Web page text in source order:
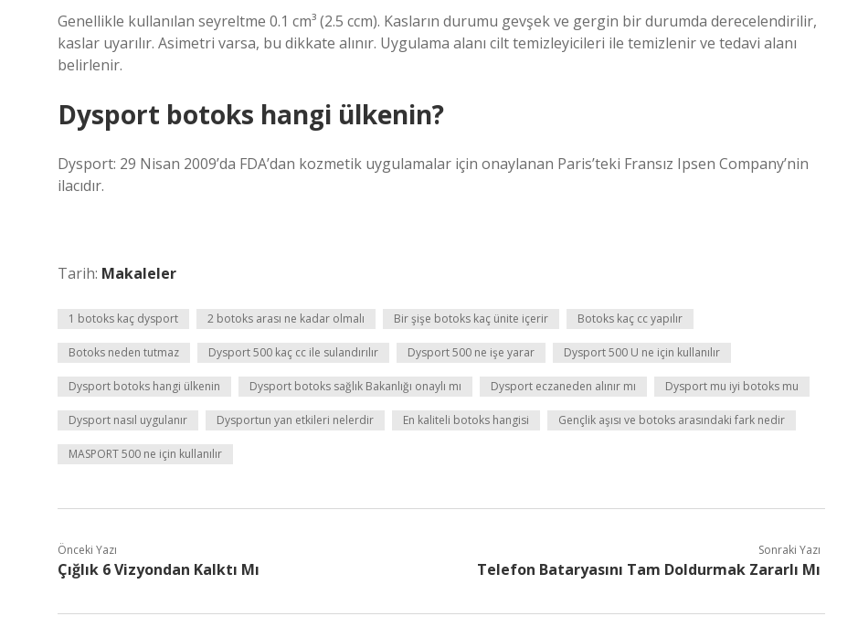
Genellikle kullanılan seyreltme 0.1 cm³ (2.5 ccm). Kasların durumu gevşek ve gergin bir durumda derecelendirilir,
kaslar uyarılır. Asimetri varsa, bu dikkate alınır. Uygulama alanı cilt temizleyicileri ile temizlenir ve tedavi alanı
belirlenir.
Dysport botoks hangi ülkenin?
Dysport: 29 Nisan 2009’da FDA’dan kozmetik uygulamalar için onaylanan Paris’teki Fransız Ipsen Company’nin
ilacıdır.
Tarih: Makaleler
1 botoks kaç dysport 2 botoks arası ne kadar olmalı Bir şişe botoks kaç ünite içerir Botoks kaç cc yapılır
Botoks neden tutmaz Dysport 500 kaç cc ile sulandırılır Dysport 500 ne işe yarar Dysport 500 U ne için kullanılır
Dysport botoks hangi ülkenin Dysport botoks sağlık Bakanlığı onaylı mı Dysport eczaneden alınır mı Dysport mu iyi botoks mu
Dysport nasıl uygulanır Dysportun yan etkileri nelerdir En kaliteli botoks hangisi Gençlik aşısı ve botoks arasındaki fark nedir
MASPORT 500 ne için kullanılır
Önceki Yazı
Çığlık 6 Vizyondan Kalktı Mı
Sonraki Yazı
Telefon Bataryasını Tam Doldurmak Zararlı Mı